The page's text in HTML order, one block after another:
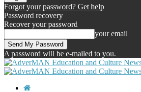
Forgot your password? Get help
Password recovery
Recover your password
your email
A password will be e-mailed to you.